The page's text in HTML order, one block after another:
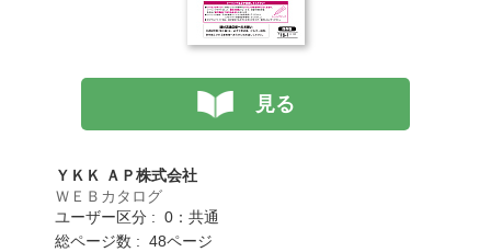
見る
ＹＫＫ ＡＰ株式会社
ＷＥＢカタログ
ユーザー区分 : 0：共通
総ページ数 : 48ページ